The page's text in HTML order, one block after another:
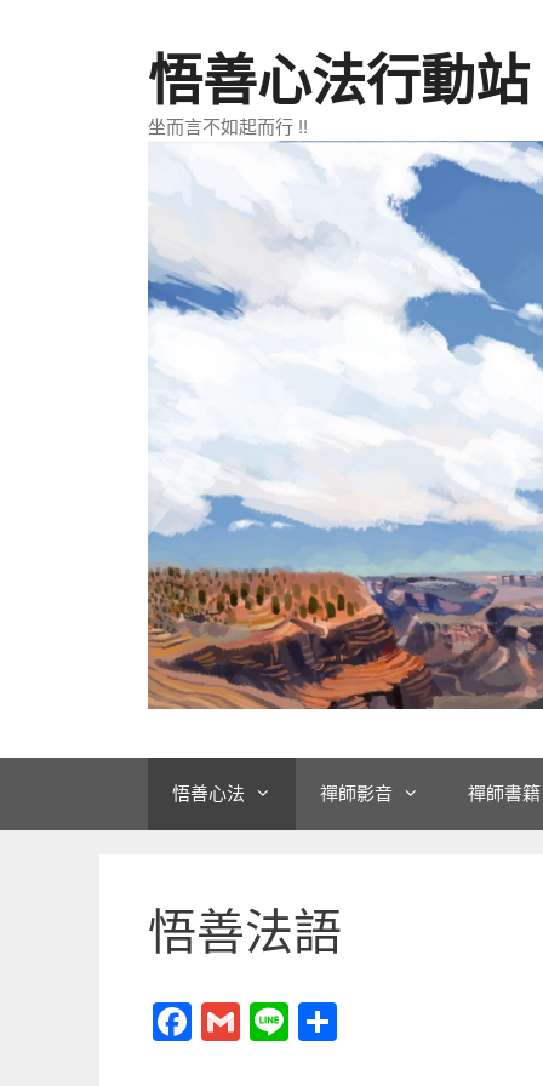
悟善心法行動站
坐而言不如起而行 !!
悟善心法 禪師影音 禪師書籍
悟善法語
F
G
Li